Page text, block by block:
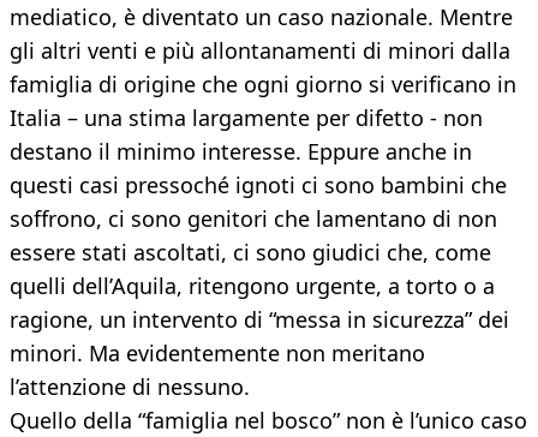
mediatico, è diventato un caso nazionale. Mentre
gli altri venti e più allontanamenti di minori dalla
famiglia di origine che ogni giorno si verificano in
Italia – una stima largamente per difetto - non
destano il minimo interesse. Eppure anche in
questi casi pressoché ignoti ci sono bambini che
soffrono, ci sono genitori che lamentano di non
essere stati ascoltati, ci sono giudici che, come
quelli dell’Aquila, ritengono urgente, a torto o a
ragione, un intervento di “messa in sicurezza” dei
minori. Ma evidentemente non meritano
l’attenzione di nessuno.
Quello della “famiglia nel bosco” non è l’unico caso